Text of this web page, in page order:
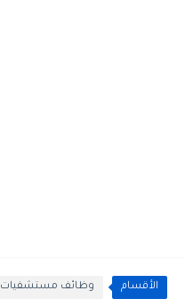
الأقسام وظائف مستشفيات